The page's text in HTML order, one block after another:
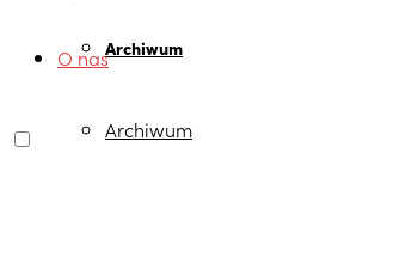
Archiwum
O nas
Archiwum